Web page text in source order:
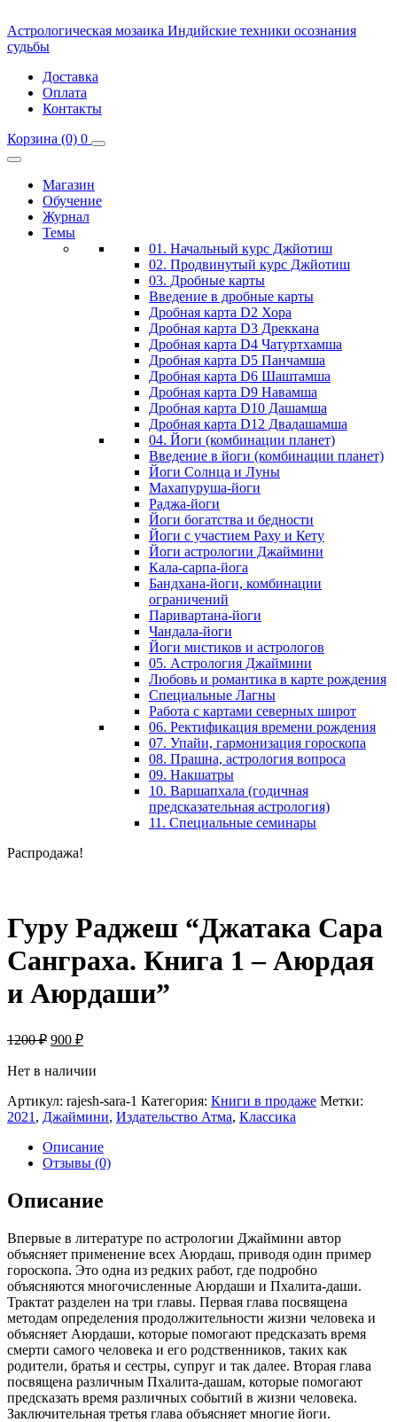
Астрологическая мозаика Индийские техники осознания
судьбы
Доставка
Оплата
Контакты
Корзина (0) 0
Магазин
Обучение
Журнал
Темы
01. Начальный курс Джйотиш
02. Продвинутый курс Джйотиш
03. Дробные карты
Введение в дробные карты
Дробная карта D2 Хора
Дробная карта D3 Дреккана
Дробная карта D4 Чатуртхамша
Дробная карта D5 Панчамша
Дробная карта D6 Шаштамша
Дробная карта D9 Навамша
Дробная карта D10 Дашамша
Дробная карта D12 Двадашамша
04. Йоги (комбинации планет)
Введение в йоги (комбинации планет)
Йоги Солнца и Луны
Махапуруша-йоги
Раджа-йоги
Йоги богатства и бедности
Йоги с участием Раху и Кету
Йоги астрологии Джаймини
Кала-сарпа-йога
Бандхана-йоги, комбинации
ограничений
Паривартана-йоги
Чандала-йоги
Йоги мистиков и астрологов
05. Астрология Джаймини
Любовь и романтика в карте рождения
Специальные Лагны
Работа с картами северных широт
06. Ректификация времени рождения
07. Упайи, гармонизация гороскопа
08. Прашна, астрология вопроса
09. Накшатры
10. Варшапхала (годичная
предсказательная астрология)
11. Специальные семинары
Распродажа!
Гуру Раджеш “Джатака Сара
Санграха. Книга 1 – Аюрдая
и Аюрдаши”
1200₽ Первоначальная
составляла
900 ₽Текущая
900 ₽.
Нет в наличии
Артикул: rajesh-sara-1 Категория: Книги в продаже Метки:
2021 , Джаймини, Издательство Атма, Классика
Описание
Отзывы (0)
Описание
Впервые в литературе по астрологии Джаймини автор
объясняет применение всех Аюрдаш, приводя один пример
гороскопа. Это одна из редких работ, где подробно
объясняются многочисленные Аюрдаши и Пхалита-даши.
Трактат разделен на три главы. Первая глава посвящена
методам определения продолжительности жизни человека и
объясняет Аюрдаши, которые помогают предсказать время
смерти самого человека и его родственников, таких как
родители, братья и сестры, супруг и так далее. Вторая глава
посвящена различным Пхалита-дашам, которые помогают
предсказать время различных событий в жизни человека.
Заключительная третья глава объясняет многие йоги.